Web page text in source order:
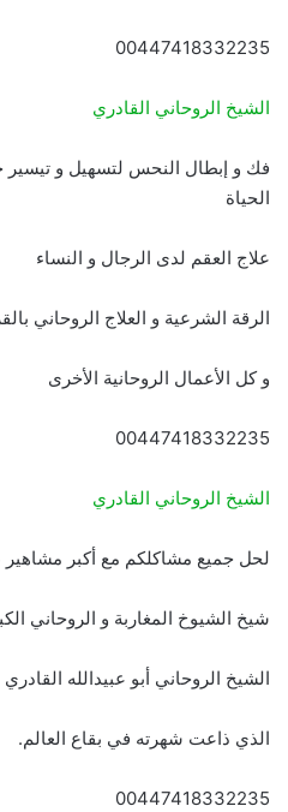
00447418332235
الشيخ الروحاني القادري
فك و إبطال النحس لتسهيل و
الحياة
علاج العقم لدى الرجال و النساء
الرقة الشرعية و العلاج الروحاني
و كل الأعمال الروحانية الأخرى
00447418332235
الشيخ الروحاني القادري
لحل جميع مشاكلكم مع أكبر مشاهير
شيخ الشيوخ المغاربة و الروحاني
الشيخ الروحاني أبو عبيدالله القادري
الذي ذاعت شهرته في بقاع العالم.
00447418332235